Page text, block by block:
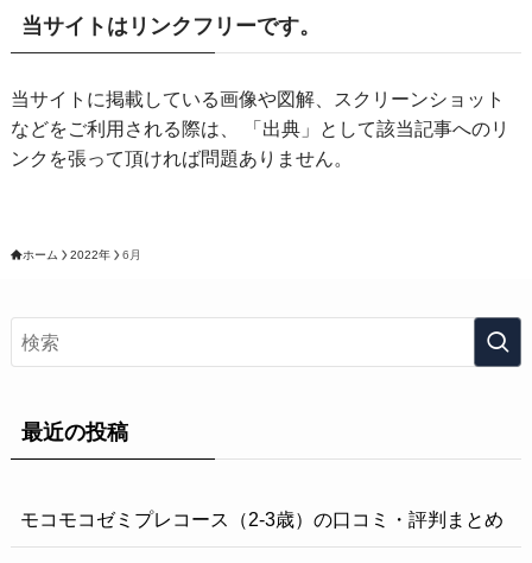
当サイトはリンクフリーです。
当サイトに掲載している画像や図解、スクリーンショット
などをご利用される際は、 「出典」として該当記事へのリ
ンクを張って頂ければ問題ありません。
ホーム 2022年 6月
最近の投稿
モコモコゼミプレコース（2-3歳）の口コミ・評判まとめ